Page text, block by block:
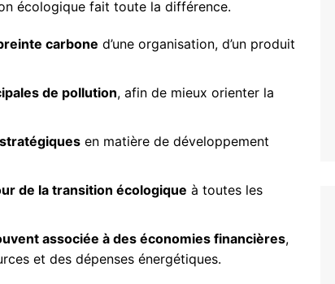
écologique fait toute la différence.
carbone d’une organisation, d’un produit
de pollution, afin de mieux orienter la
en matière de développement
de la transition écologique à toutes les
associée à des économies financières,
et des dépenses énergétiques.